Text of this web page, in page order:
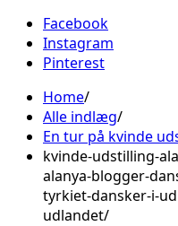
Facebook
Instagram
Pinterest
Home
Alle indlæg
En tur på kvinde
kvinde-udstilling-
alanya-blogger-
tyrkiet-dansker-i-
udlandet